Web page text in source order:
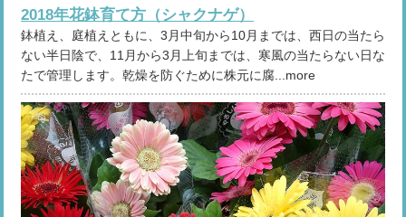
2018年花鉢育て方（シャクナゲ）
鉢植え、庭植えともに、3月中旬から10月までは、西日の当たら
ない半日陰で、11月から3月上旬までは、寒風の当たらない日な
たで管理します。乾燥を防ぐために株元に腐...more